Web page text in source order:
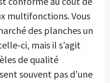
multifonctions. Vous
des planches un
ci, mais il s’agit
de qualité
souvent pas d’une